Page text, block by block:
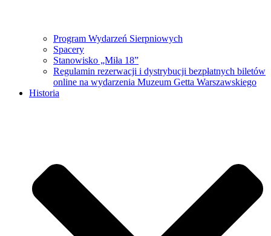
Program Wydarzeń Sierpniowych
Spacery
Stanowisko „Miła 18”
Regulamin rezerwacji i dystrybucji bezpłatnych biletów
online na wydarzenia Muzeum Getta Warszawskiego
Historia